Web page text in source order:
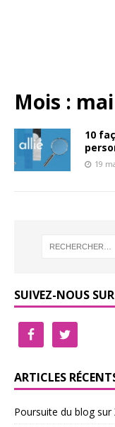
Mois :
10
19
SUIVEZ-NOUS
ARTICLES
Poursuite du blog sur